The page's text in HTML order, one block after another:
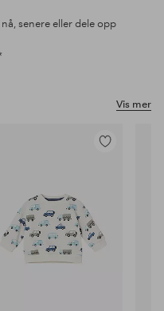
nå, senere eller dele opp
Vis mer
Legg